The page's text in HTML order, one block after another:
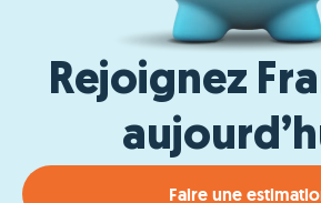
Rejoignez
Faire une